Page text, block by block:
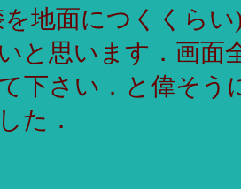
を地面につくくら
と思います．画面
下さい．と偉そう
た．